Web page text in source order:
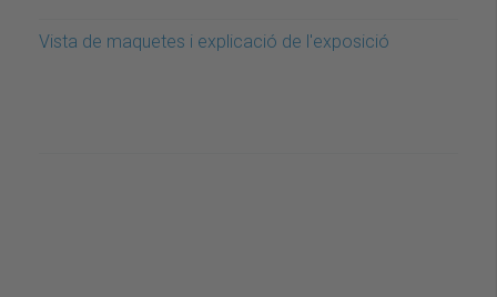
Vista de maquetes i explicació de l'exposició